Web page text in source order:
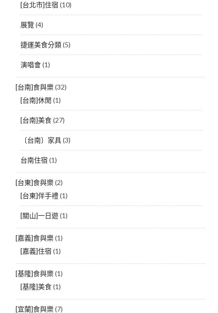
[台北市]住宿 (10)
展覽(4)
捷運美食分類(5)
演唱會(1)
[台南]食與樂(32)
[台南]休閒 (1)
[台南]美食(27)
〔台南〕家具(3)
台南住宿 (1)
[台東]食與樂(2)
[台東]伴手禮(1)
[關山]一日遊(1)
[嘉義]食與樂(1)
[嘉義]住宿 (1)
[基隆]食與樂(1)
[基隆]美食(1)
[宜蘭]食與樂(7)